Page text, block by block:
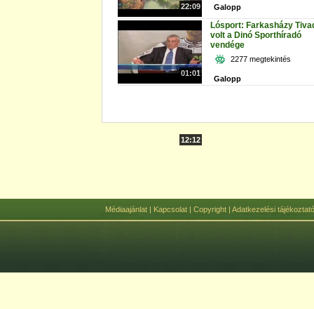
22:09
01:01
Galopp
12:12
Lósport: Farkasházy
volt a Dinó Sporthíradó
vendége
2277 megtekintés
Galopp
Médiaajánlat| Kapcsolat| Copyright| Adatkezelési tájékoztató